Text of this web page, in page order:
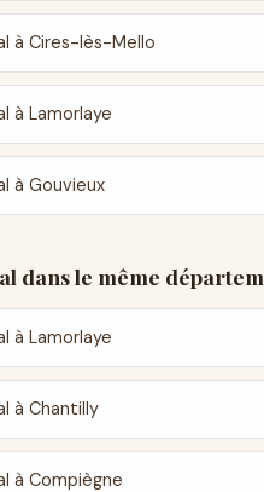
à Cires-lès-Mello
à Lamorlaye
à Gouvieux
dans le même
à Lamorlaye
à Chantilly
à Compiègne